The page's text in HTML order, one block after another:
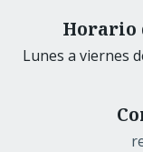
Horario
Lunes a viernes